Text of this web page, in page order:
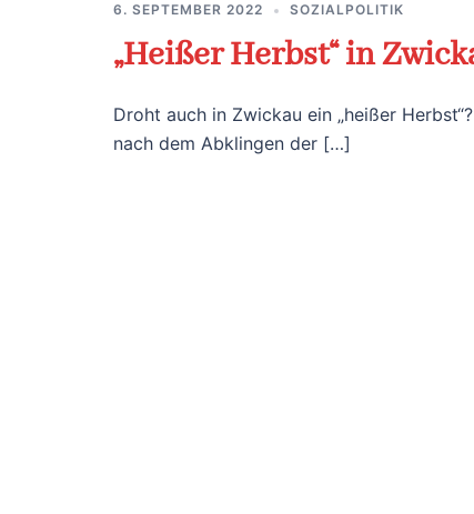
6. SEPTEMBER 2022 SOZIALPOLITIK
„Heißer Herbst“ in
Droht auch in Zwickau ein „heißer
nach dem Abklingen der […]